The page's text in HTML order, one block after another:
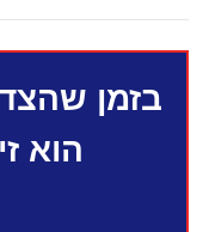
בזמן
הוא